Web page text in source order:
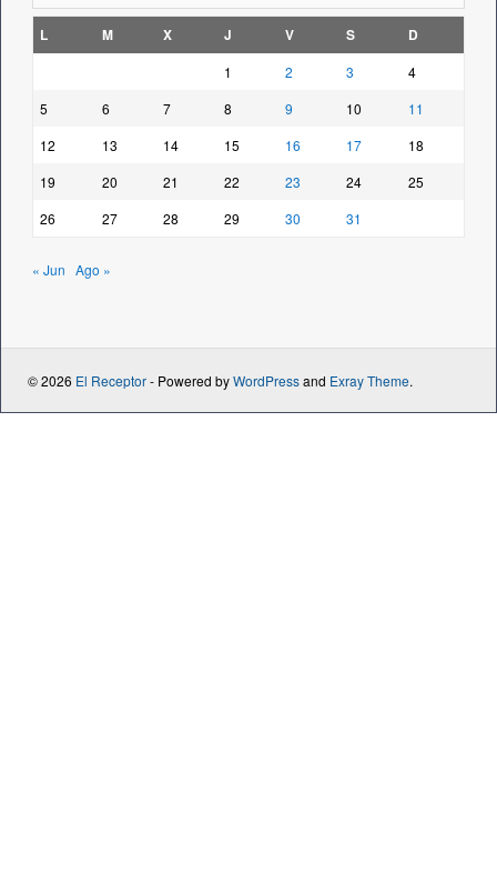
L M X J V S D
1 2 3
4
5
6 7 8 9 10
11
12
13 14 15 16 17
18
19
20 21 22 23 24
25
26
27 28 29 30 31
« Jun Ago »
© 2026 El Receptor- Powered byWordPressand Exray Theme.